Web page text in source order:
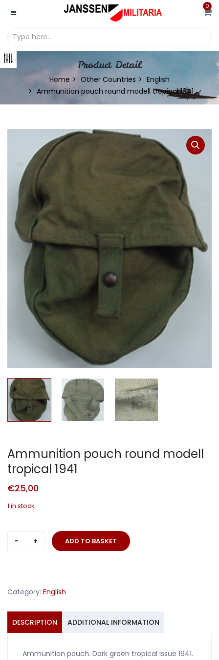
0
Product Detail
Home Other Countries
English
Ammunition pouch round modell tropical 1941
Ammunition pouch round modell
tropical 1941
€25,00
1 in stock
Ammunition
1941
ADD TO BASKET
Category: English
DESCRIPTION ADDITIONAL INFORMATION
Ammunition pouch. Dark green tropical issue 1941.